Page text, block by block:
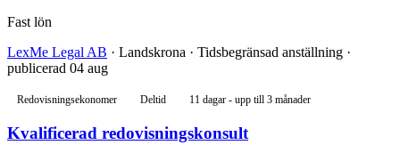
Fast lön
LexMe Legal AB · Landskrona · Tidsbegränsad anställning ·
publicerad 04 aug
Redovisningsekonomer Deltid 11 dagar - upp till 3 månader
Kvalificerad redovisningskonsult